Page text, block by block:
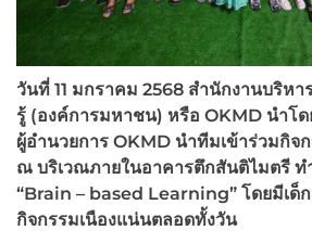
วันที่ 11 มกราคม 2568 สำนักงานบริห
รู้ (องค์การมหาชน) หรือ OKMD นำโ
ผู้อำนวยการ OKMD นำทีมเข้าร่วมกิจ
ณ บริเวณภายในอาคารตึกสันติไมตรี ท
“Brain – based Learning” โดยมีเด็
กิจกรรมเนืองแน่นตลอดทั้งวัน